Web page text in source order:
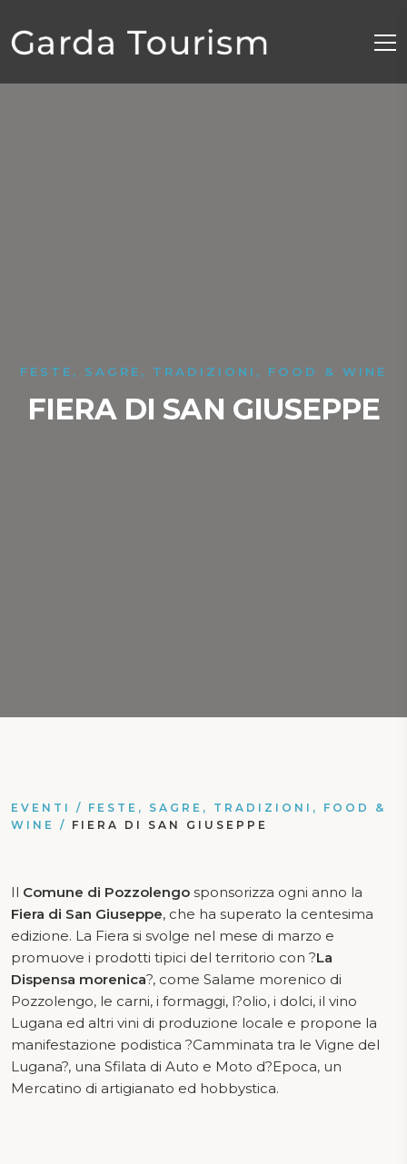
FESTE, SAGRE, TRADIZIONI, FOOD & WINE
FIERA DI SAN GIUSEPPE
EVENTI / FESTE, SAGRE, TRADIZIONI, FOOD &
WINE
/ FIERA DI SAN GIUSEPPE
Il Comune di Pozzolengo sponsorizza ogni anno la
Fiera di San Giuseppe, che ha superato la centesima
edizione. La Fiera si svolge nel mese di marzo e
promuove i prodotti tipici del territorio con ?La
Dispensa morenica?, come Salame morenico di
Pozzolengo, le carni, i formaggi, l?olio, i dolci, il vino
Lugana ed altri vini di produzione locale e propone la
manifestazione podistica ?Camminata tra le Vigne del
Lugana?, una Sfilata di Auto e Moto d?Epoca, un
Mercatino di artigianato ed hobbystica.